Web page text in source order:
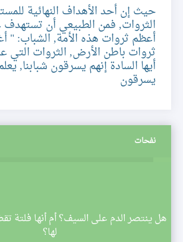
حيث إن أحد الأهداف النهائية
الثروات, فمن الطبيعي أن تستهدف
أعظم ثروات هذه الأمة, الشباب: "
ثروات باطن الأرض, الثروات التي
أيها السادة إنهم يسرقون شبابنا,
يسرقون
نفحات
هل ينتصر الدم على السيف؟ أم أنها فلتة
لها؟